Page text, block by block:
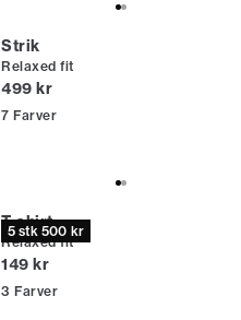
Strik
Relaxed fit
I alt (inkl. rabat)
499 kr
7 Farver
5 stk 500 kr
T-shirt
Relaxed fit
I alt (inkl. rabat)
149 kr
3 Farver